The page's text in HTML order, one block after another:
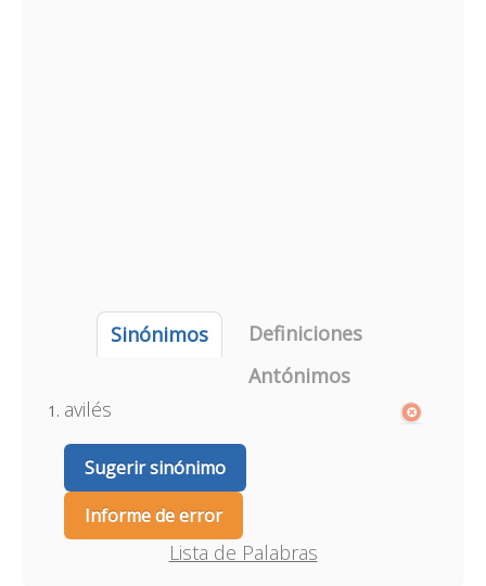
Sinónimos
Definiciones
Antónimos
avilés
Sugerir sinónimo
Informe de error
Lista de Palabras